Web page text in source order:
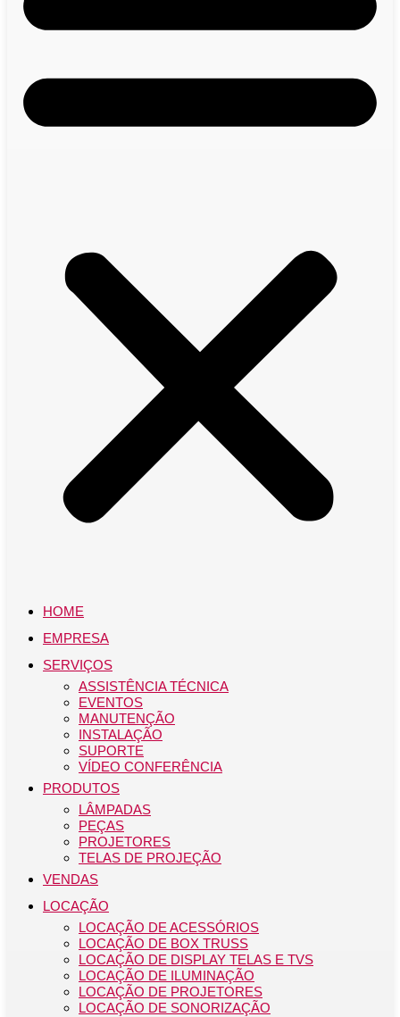
HOME
EMPRESA
SERVIÇOS
ASSISTÊNCIA TÉCNICA
EVENTOS
MANUTENÇÃO
INSTALAÇÃO
SUPORTE
VÍDEO CONFERÊNCIA
PRODUTOS
LÂMPADAS
PEÇAS
PROJETORES
TELAS DE PROJEÇÃO
VENDAS
LOCAÇÃO
LOCAÇÃO DE ACESSÓRIOS
LOCAÇÃO DE BOX TRUSS
LOCAÇÃO DE DISPLAY TELAS E TVS
LOCAÇÃO DE ILUMINAÇÃO
LOCAÇÃO DE PROJETORES
LOCAÇÃO DE SONORIZAÇÃO